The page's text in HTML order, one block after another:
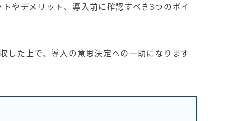
やデメリット、導入前に確認すべき3つのポイ
た上で、導入の意思決定への一助になります